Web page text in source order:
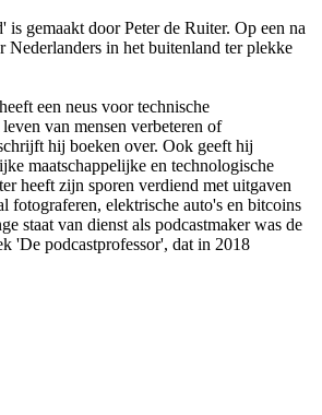
is gemaakt door Peter de Ruiter. Op een na
Nederlanders in het buitenland ter plekke
een neus voor technische
van mensen verbeteren of
hij boeken over. Ook geeft hij
maatschappelijke en technologische
heeft zijn sporen verdiend met uitgaven
fotograferen, elektrische auto's en bitcoins
staat van dienst als podcastmaker was de
'De podcastprofessor', dat in 2018